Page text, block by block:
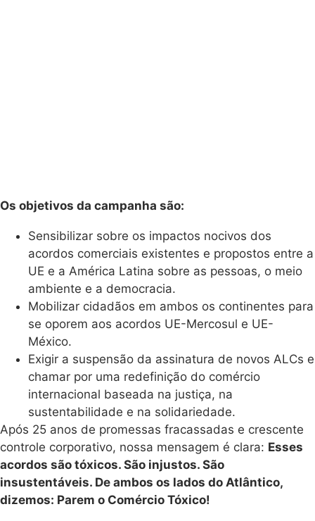
Os objetivos da campanha são:
Sensibilizar sobre os impactos nocivos dos
acordos comerciais existentes e propostos entre a
UE e a América Latina sobre as pessoas, o meio
ambiente e a democracia.
Mobilizar cidadãos em ambos os continentes para
se oporem aos acordos UE-Mercosul e UE-
México.
Exigir a suspensão da assinatura de novos ALCs e
chamar por uma redefinição do comércio
internacional baseada na justiça, na
sustentabilidade e na solidariedade.
Após 25 anos de promessas fracassadas e crescente
controle corporativo, nossa mensagem é clara: Esses
acordos são tóxicos. São injustos. São
insustentáveis. De ambos os lados do Atlântico,
dizemos: Parem o Comércio Tóxico!